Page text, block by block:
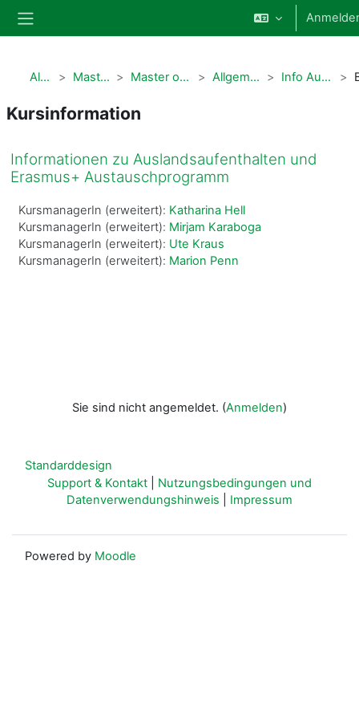
Website-Übersicht
Alle Kurse Masterstudiengänge Master of Science Public Health Allgemeine Informationen Info Ausland und Erasmus+
Kursinformation
Informationen zu Auslandsaufenthalten und
Erasmus+ Austauschprogramm
KursmanagerIn (erweitert): Katharina Hell
KursmanagerIn (erweitert): Mirjam Karaboga
KursmanagerIn (erweitert): Ute Kraus
KursmanagerIn (erweitert): Marion Penn
Sie sind nicht angemeldet. (Anmelden)
Standarddesign
Support & Kontakt
Nutzungsbedingungen und
Datenverwendungshinweis
Impressum
Powered by Moodle